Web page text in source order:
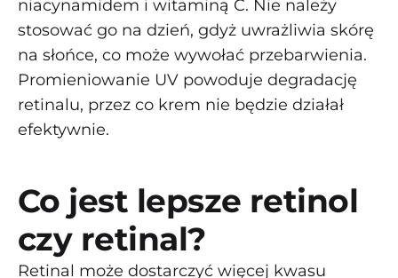
niacynamidem i witaminą C. Nie należy
stosować go na dzień, gdyż uwrażliwia skórę
na słońce, co może wywołać przebarwienia.
Promieniowanie UV powoduje degradację
retinalu, przez co krem nie będzie działał
efektywnie.
Co jest lepsze retinol
czy retinal?
Retinal może dostarczyć więcej kwasu